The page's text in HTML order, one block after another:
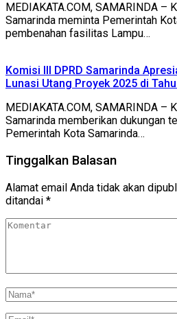
MEDIAKATA.COM, SAMARINDA –
Samarinda meminta Pemerintah
pembenahan fasilitas Lampu…
Komisi III DPRD Samarinda
Lunasi Utang Proyek 2025 di
MEDIAKATA.COM, SAMARINDA –
Samarinda memberikan dukungan
Pemerintah Kota Samarinda…
Tinggalkan Balasan
Alamat email Anda tidak akan
ditandai *